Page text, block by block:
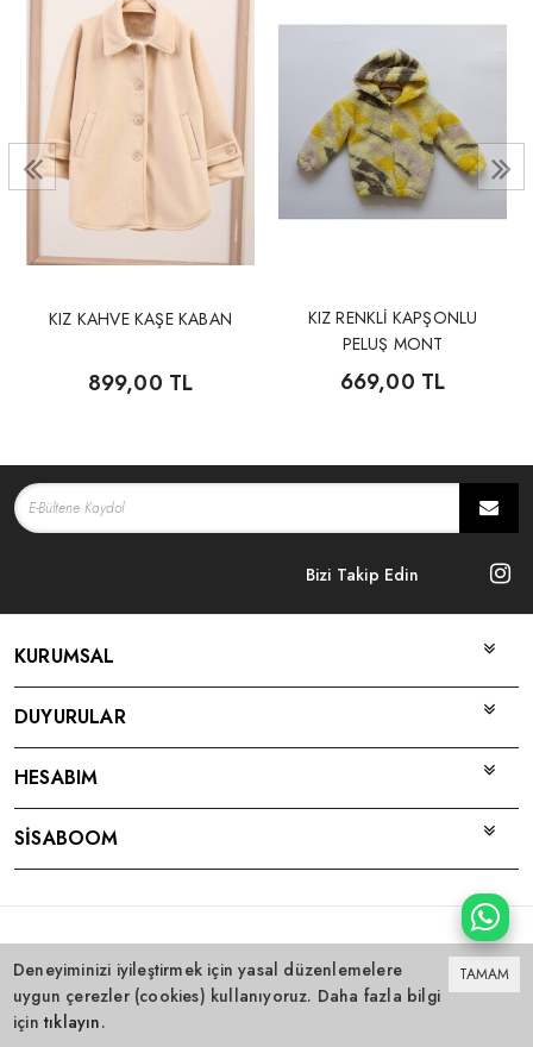
KIZ KAHVE KAŞE KABAN
899,00 TL
KIZ RENKLİ KAPŞONLU
PELUŞ MONT
669,00 TL
Bizi Takip Edin
KURUMSAL
DUYURULAR
HESABIM
SİSABOOM
ile hazırlanmıştır.
TAMAM
Deneyiminizi iyileştirmek için yasal düzenlemelere
uygun çerezler (cookies) kullanıyoruz. Daha fazla bilgi
için tıklayın.